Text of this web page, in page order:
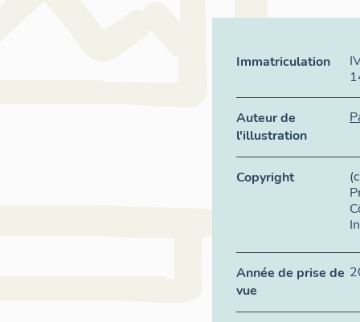
Immatriculation
Auteur de
l'illustration
Copyright
Année de prise de
vue